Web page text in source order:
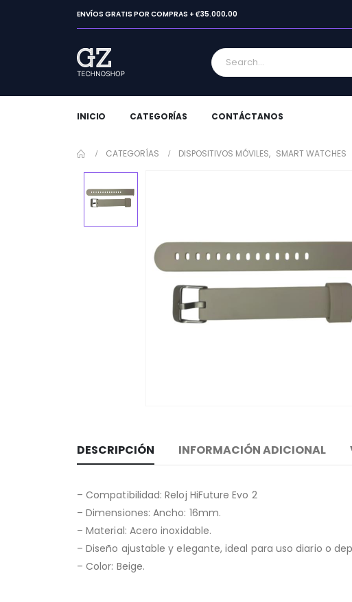
ENVÍOS GRATIS POR COMPRAS + ₡35.000,00
INICIO CATEGORÍAS CONTÁCTANOS
CATEGORÍAS DISPOSITIVOS MÓVILES, SMART WATCHES
DESCRIPCIÓN INFORMACIÓN ADICIONAL
– Compatibilidad: Reloj HiFuture Evo 2
– Dimensiones: Ancho: 16mm.
– Material: Acero inoxidable.
– Diseño ajustable y elegante, ideal para uso diario o
– Color: Beige.